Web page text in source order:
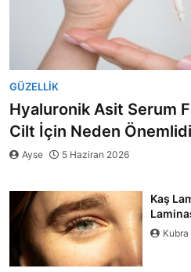
GÜZELLIK
Hyaluronik Asit Serum
Cilt İçin Neden
Ayse 5 Haziran 2026
Kaş
Kubra